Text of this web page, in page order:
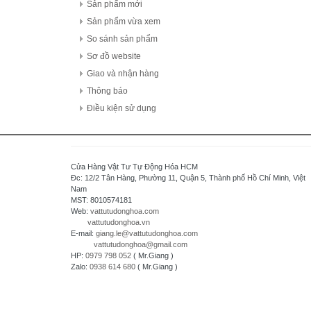
FDK Coperation
Hitachi - Japan
HCFA - China
HIOKI - Japan
HAGER
HONEYWELL
Hanyoung - Korea
Idec Izumi Corp - Japan
IHI - JAPAN
IOR
ICHIDEN - JAPAN
IAI Corporation - Japan
Sản phẩm mới
Sản phẩm vừa xem
So sánh sản phẩm
Sơ đồ website
Giao và nhận hàng
Thông báo
Điều kiện sử dụng
Cửa Hàng Vật Tư Tự Động Hóa HCM
Đc: 12/2 Tân Hàng, Phường 11, Quận 5, Thành phố Hồ Chí Minh, Việt
Nam
MST: 8010574181
Web: vattutudonghoa.com
vattutudonghoa.vn
E-mail: giang.le@vattutudonghoa.com
vattutudonghoa@gmail.com
HP: 0979 798 052 ( Mr.Giang )
Zalo: 0938 614 680 ( Mr.Giang )